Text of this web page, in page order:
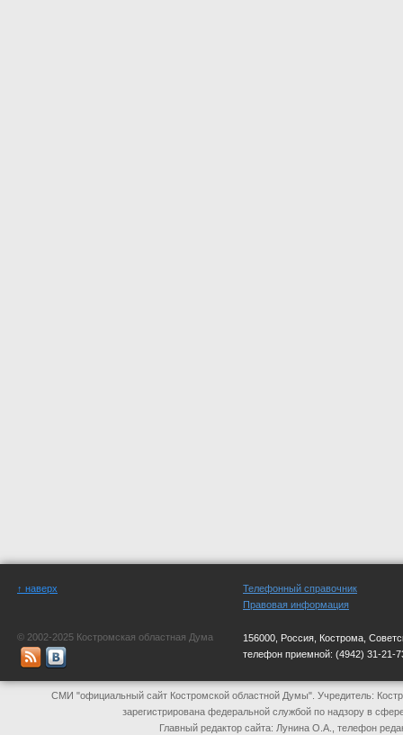
↑ наверх
© 2002-2025 Костромская областная Дума
Телефонный справочник
Правовая информация
156000, Россия, Кострома,
телефон приемной: (4942) 31-21-
СМИ "официальный сайт Костромской областной Думы". Учредитель:
зарегистрирована федеральной службой по надзору в
Главный редактор сайта: Лунина О.А., телефон